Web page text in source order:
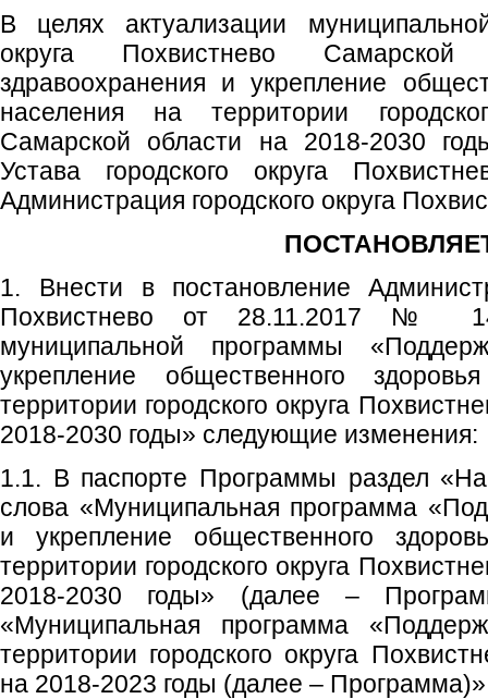
В целях актуализации
округа Похвистнево Самарской
здравоохранения и укрепление
населения на территории
Самарской области на 2018-2030
Устава городского округа
Администрация городского округа
1. Внести в постановление
Похвистнево от 28.11.2017 №
муниципальной программы
укрепление общественного
территории городского округа
2018-2030 годы» следующие изменения:
1.1. В паспорте Программы раздел
слова «Муниципальная программа
и укрепление общественного
территории городского округа
2018-2030 годы» (далее –
«Муниципальная программа
территории городского округа
на 2018-2023 годы (далее –